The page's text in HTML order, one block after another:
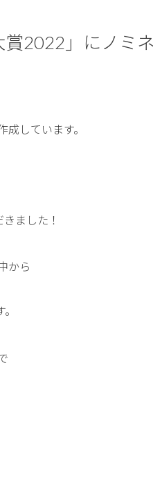
賞2022」にノミ
成しています。
ました！
から